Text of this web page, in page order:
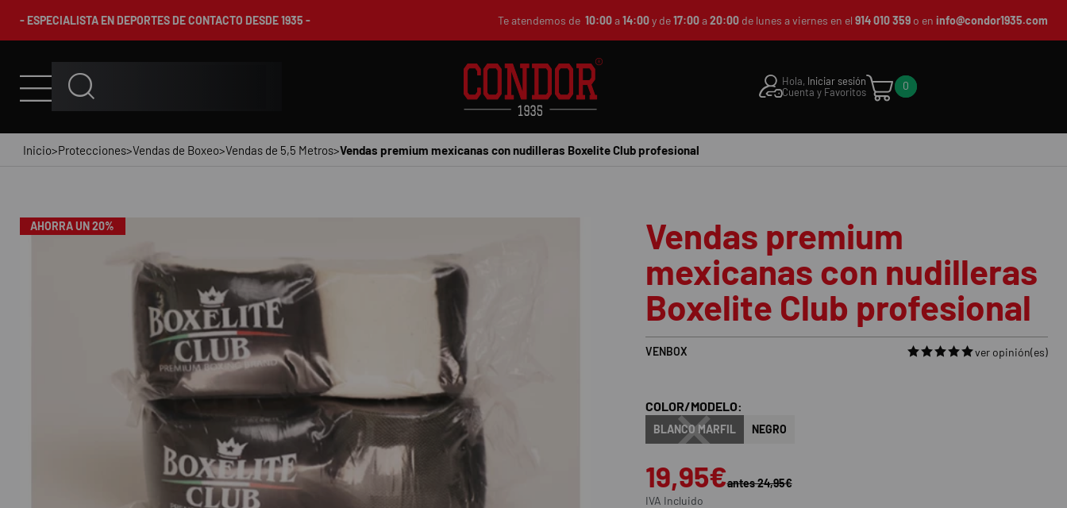
- ESPECIALISTA EN DEPORTES DE CONTACTO DESDE 1935 - Te atendemos de 10:00a14:00y de17:00a20:00de lunes a viernes en el 914 010 359o en info@condor1935.com
Hola, Iniciar sesión
Cuenta y Favoritos
0
Inicio>Protecciones>Vendas de Boxeo>Vendas de 5,5 Metros>Vendas premium mexicanas con nudilleras Boxelite Club profesional
AHORRA UN 20%
Vendas premium
mexicanas con nudilleras
Boxelite Club profesional
VENBOX ver opinión(es)
COLOR/MODELO:
BLANCO MARFIL NEGRO
19,95€antes 24,95€
IVA Incluido